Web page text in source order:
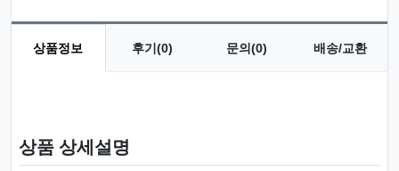
상품정보 후기(0) 문의(0) 배송/교환
상품 상세설명